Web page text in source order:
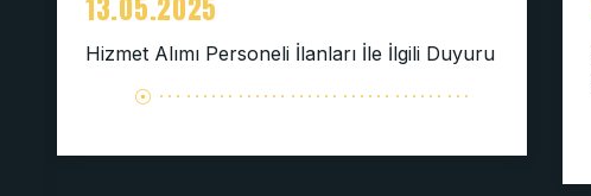
13.05.2025
Hizmet Alımı Personeli İlanları İle İlgili Duyuru